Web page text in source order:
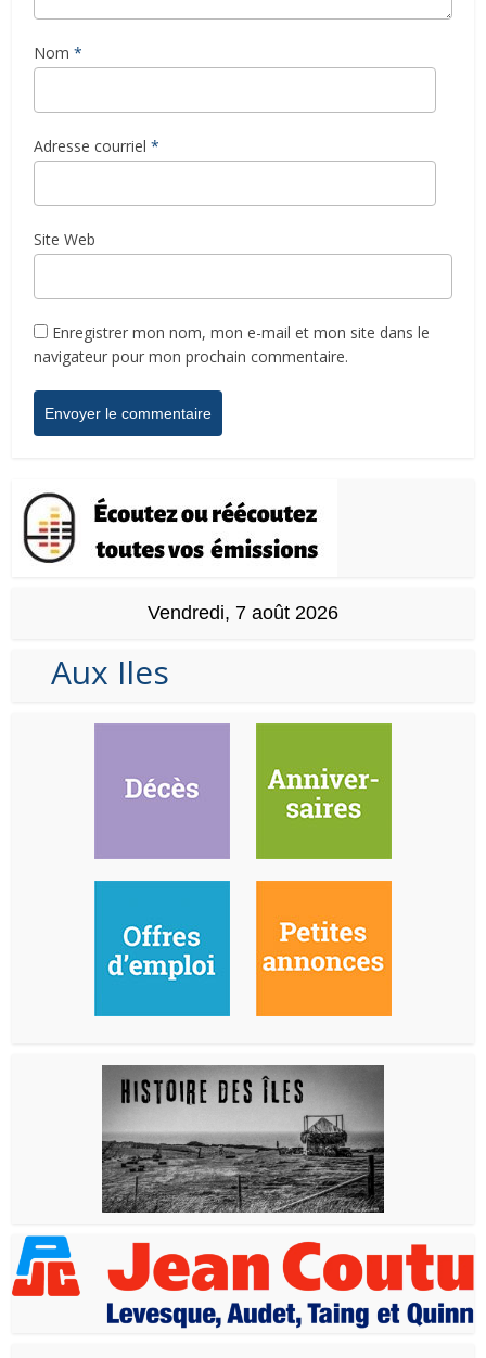
Nom *
Adresse courriel *
Site Web
Enregistrer mon nom, mon e-mail et mon site dans le
navigateur pour mon prochain commentaire.
Vendredi, 7 août 2026
Aux Iles